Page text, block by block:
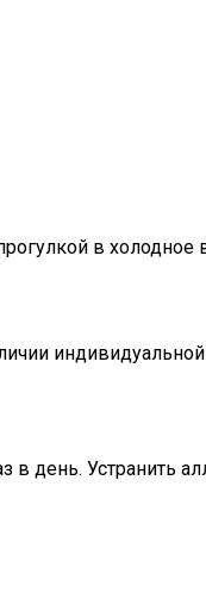
в
в день. Устранить